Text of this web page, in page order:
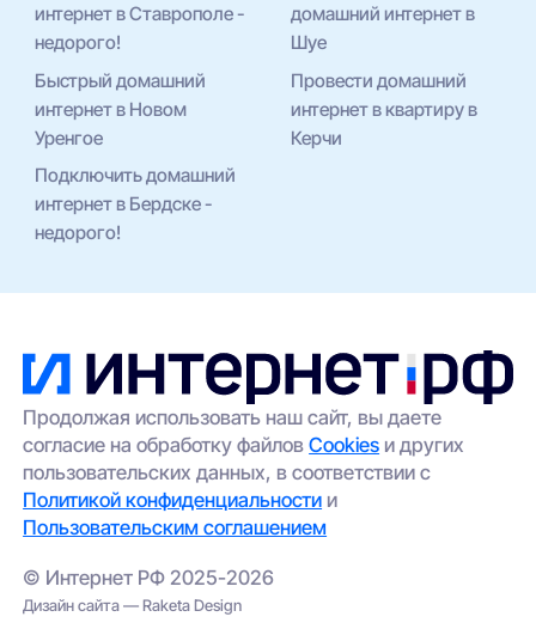
интернет в Ставрополе -
недорого!
домашний интернет в
Шуе
Быстрый домашний
интернет в Новом
Уренгое
Провести домашний
интернет в квартиру в
Керчи
Подключить домашний
интернет в Бердске -
недорого!
Продолжая использовать наш сайт, вы даете
согласие на обработку файловCookies и других
пользовательских данных, в соответствии с
Политикой конфиденциальности и
Пользовательским соглашением
© Интернет РФ 2025-2026
Дизайн сайта — Raketa Design